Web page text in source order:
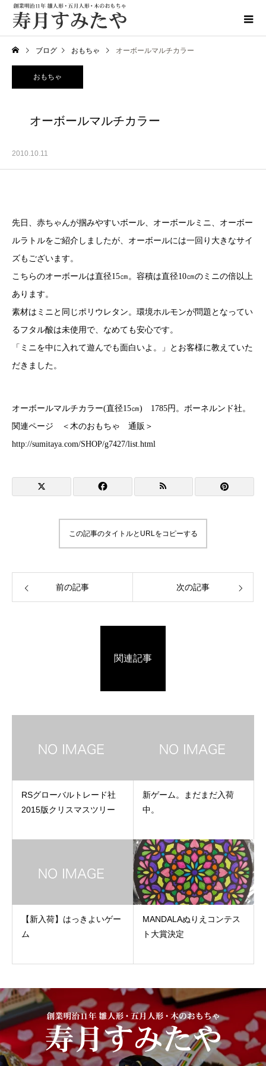
ブログ おもちゃ オーボールマルチカラー
おもちゃ
オーボールマルチカラー
2010.10.11
先日、赤ちゃんが掴みやすいボール、オーボールミニ、オーボー
ルラトルをご紹介しましたが、オーボールには一回り大きなサイ
ズもございます。
こちらのオーボールは直径15㎝。容積は直径10㎝のミニの倍以上
あります。
素材はミニと同じポリウレタン。環境ホルモンが問題となってい
るフタル酸は未使用で、なめても安心です。
「ミニを中に入れて遊んでも面白いよ。」とお客様に教えていた
だきました。
オーボールマルチカラー(直径15㎝) 1785円。ボーネルンド社。
関連ページ ＜木のおもちゃ 通販＞
http://sumitaya.com/SHOP/g7427/list.html
この記事のタイトルとURLをコピーする
前の記事 次の記事
関連記事
RSグローバルトレード社
2015版クリスマスツリー
新ゲーム。まだまだ入荷
中。
【新入荷】はっきよいゲー
ム
MANDALAぬりえコンテス
ト大賞決定